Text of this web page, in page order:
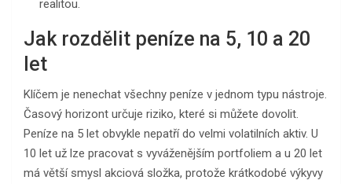
realitou.
Jak rozdělit peníze na 5, 10 a 20
let
Klíčem je nenechat všechny peníze v jednom typu nástroje.
Časový horizont určuje riziko, které si můžete dovolit.
Peníze na 5 let obvykle nepatří do velmi volatilních aktiv. U
10 let už lze pracovat s vyváženějším portfoliem a u 20 let
má větší smysl akciová složka, protože krátkodobé výkyvy